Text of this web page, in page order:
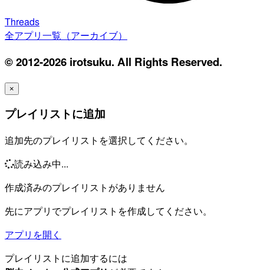
Threads
全アプリ一覧（アーカイブ）
© 2012-2026 irotsuku. All Rights Reserved.
×
プレイリストに追加
追加先のプレイリストを選択してください。
読み込み中...
作成済みのプレイリストがありません
先にアプリでプレイリストを作成してください。
アプリを開く
プレイリストに追加するには